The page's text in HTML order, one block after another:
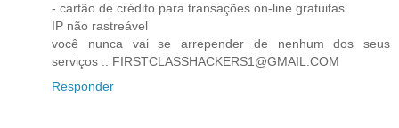
- cartão de crédito para transações on-line gratuitas
IP não rastreável
você nunca vai se arrepender de nenhum dos seus
serviços .: FIRSTCLASSHACKERS1@GMAIL.COM
Responder